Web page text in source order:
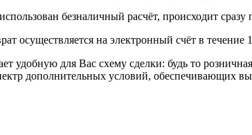
безналичный расчёт, происходит
осуществляется на электронный счёт в течение
для Вас схему сделки: будь то розничная
дополнительных условий, обеспечивающих